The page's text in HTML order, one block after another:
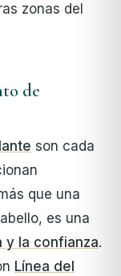
zonas del
de
son cada
que una
es una
y la confianza.
Línea del